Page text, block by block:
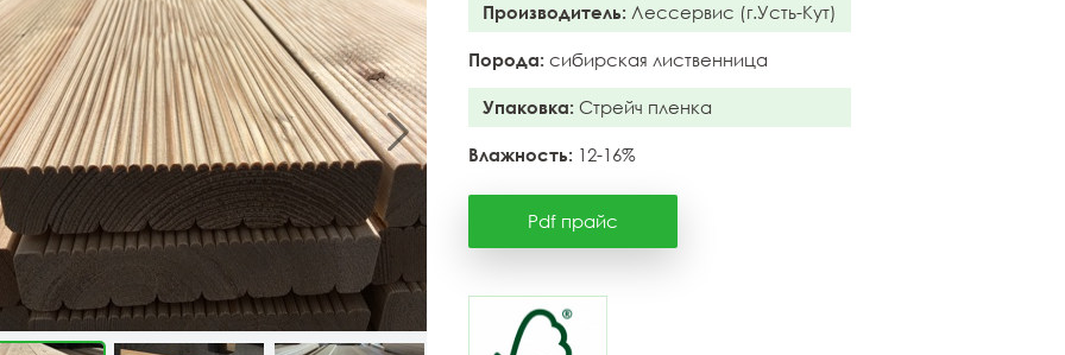
Производитель: Лессервис (г.Усть-Кут)
Порода: сибирская лиственница
Упаковка: Стрейч пленка
Влажность: 12-16%
Pdf прайс